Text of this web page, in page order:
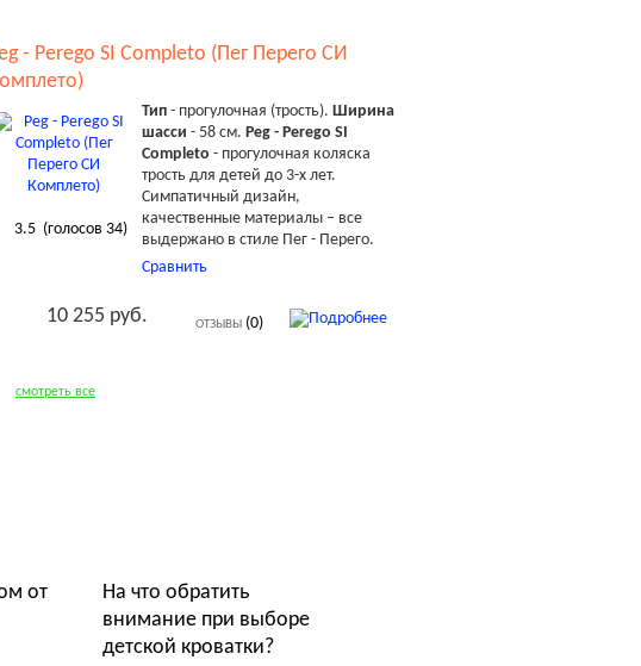
- Perego SI Completo (Пег Перего СИ
3.5(голосов 34)
Тип- прогулочная (трость). Ширина
шасси - 58 см. Peg - Perego SI
Completo - прогулочная коляска
трость для детей до 3-х лет.
Симпатичный дизайн,
качественные материалы – все
выдержано в стиле Пег - Перего.
Сравнить
10 255 руб. ОТЗЫВЫ(0)
смотреть все
от
На что обратить
внимание при выборе
детской кроватки?